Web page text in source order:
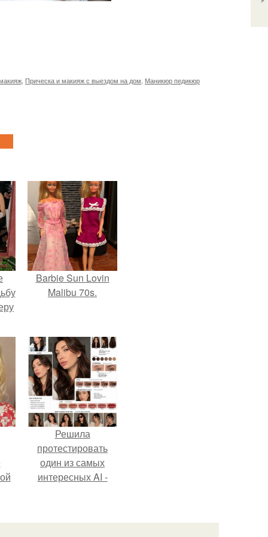
Прическа и макияж с выездом на дом Маникюр педикюр
Barbie Sun Lovin
Malibu 70s.
Решила
протестировать
один из самых
интересных AI -